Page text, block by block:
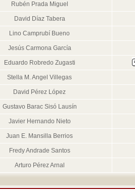
Rubén Prada Miguel
David Díaz Tabera
Lino Camprubí Bueno
Jesús Carmona García
Eduardo Robredo Zugasti
Stella M. Angel Villegas
David Pérez López
Gustavo Barac Sisó Lausín
Javier Hernando Nieto
Juan E. Mansilla Berrios
Fredy Andrade Santos
Arturo Pérez Arnal